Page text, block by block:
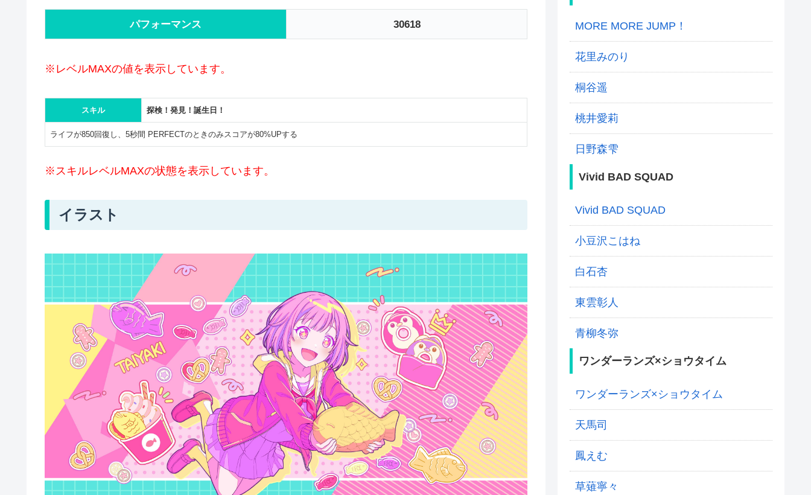
パフォーマンス 30618
※レベルMAXの値を表示しています。
スキル 探検！発見！誕生日！
ライフが850回復し、5秒間 PERFECTのときのみスコアが80%UPする
※スキルレベルMAXの状態を表示しています。
イラスト
MORE MORE JUMP！
花里みのり
桐谷遥
桃井愛莉
日野森雫
Vivid BAD SQUAD
Vivid BAD SQUAD
小豆沢こはね
白石杏
東雲彰人
青柳冬弥
ワンダーランズ×ショウタイム
ワンダーランズ×ショウタイム
天馬司
鳳えむ
草薙寧々